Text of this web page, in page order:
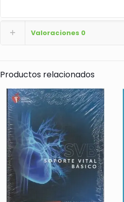
Valoraciones 0
Productos relacionados